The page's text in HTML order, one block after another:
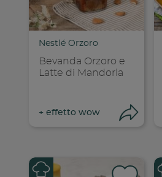
Nestlé Orzoro
Bevanda Orzoro e
Latte di Mandorla
+ effetto wow